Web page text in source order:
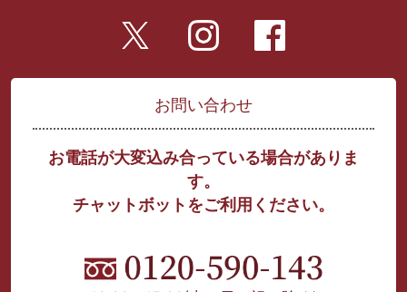
お問い合わせ
お電話が大変込み合っている場合がありま
す。
チャットボットをご利用ください。